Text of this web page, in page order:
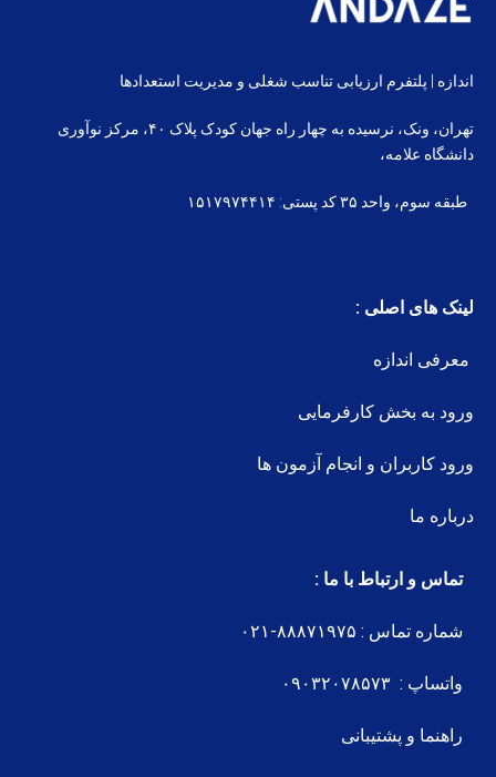
اندازه | پلتفرم ارزیابی تناسب شغلی و مدیریت استعدادها
تهران، ونک، نرسیده به چهار راه جهان کودک پلاک ۴۰، مرکز نوآوری
دانشگاه علامه،
طبقه سوم، واحد ۳۵ کد پستی: ۱۵۱۷۹۷۴۴۱۴
لینک های اصلی :
معرفی اندازه
ورود به بخش کارفرمایی
ورود کاربران و انجام آزمون ها
درباره ما
تماس و ارتباط با ما :
شماره تماس : ۸۸۸۷۱۹۷۵-۰۲۱
واتساپ : ۰۹۰۳۲۰۷۸۵۷۳
راهنما و پشتیبانی